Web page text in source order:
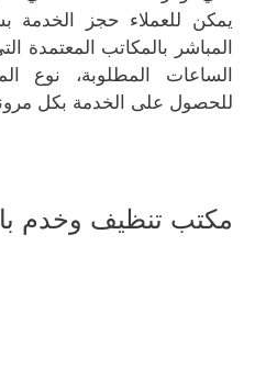
يمكن للعملاء حجز الخدمة
المباشر بالمكاتب المعتمدة
الساعات المطلوبة، نوع
للحصول على الخدمة بكل
مكتب تنظيف وخدم